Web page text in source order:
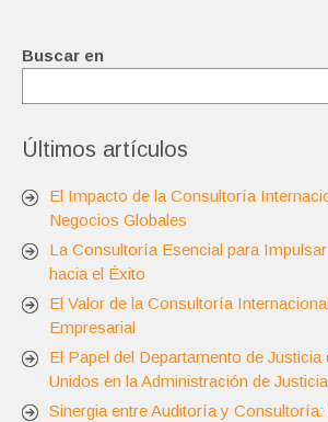
Buscar en
Últimos artículos
El Impacto de la Consultoría
Negocios Globales
La Consultoría Esencial para
hacia el Éxito
El Valor de la Consultoría
Empresarial
El Papel del Departamento de
Unidos en la Administración de Justicia
Sinergia entre Auditoría y Consultoría: